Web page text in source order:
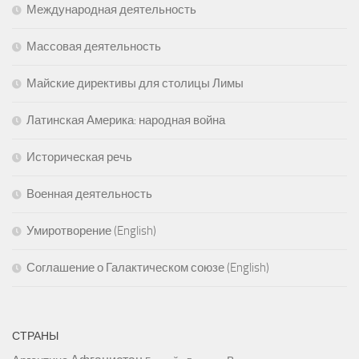
Международная деятельность
Массовая деятельность
Майские директивы для столицы Лимы
Латинская Америка: народная война
Историческая речь
Военная деятельность
Умиротворение (English)
Соглашение о Галактическом союзе (English)
СТРАНЫ